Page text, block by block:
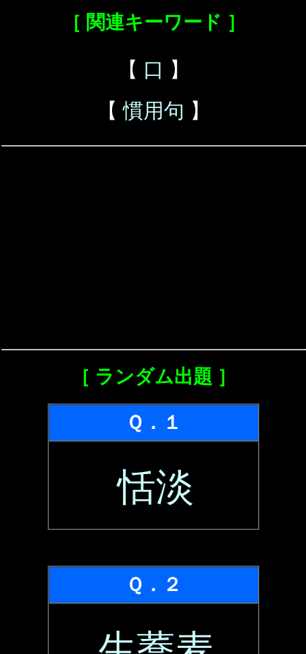
［ 関連キーワード ］
【 口 】
【慣用句 】
［ ランダム出題 ］
Ｑ．１
恬淡
Ｑ．２